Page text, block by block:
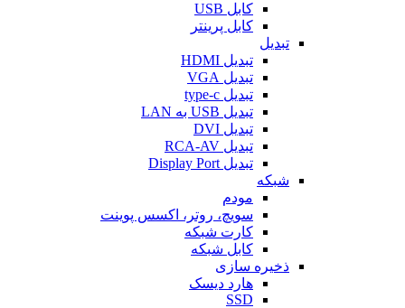
کابل USB
کابل پرینتر
تبدیل
تبدیل HDMI
تبدیل VGA
تبدیل type-c
تبدیل USB به LAN
تبدیل DVI
تبدیل RCA-AV
تبدیل Display Port
شبکه
مودم
سویچ، روتر، اکسس پوینت
کارت شبکه
کابل شبکه
ذخیره سازی
هارد دیسک
SSD